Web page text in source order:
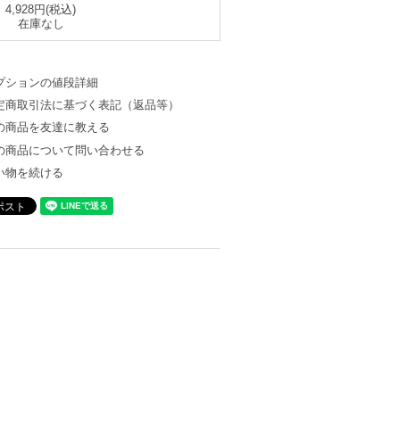
4,928円(税込)
在庫なし
ションの値段詳細
商取引法に基づく表記（返品等）
商品を友達に教える
商品について問い合わせる
物を続ける